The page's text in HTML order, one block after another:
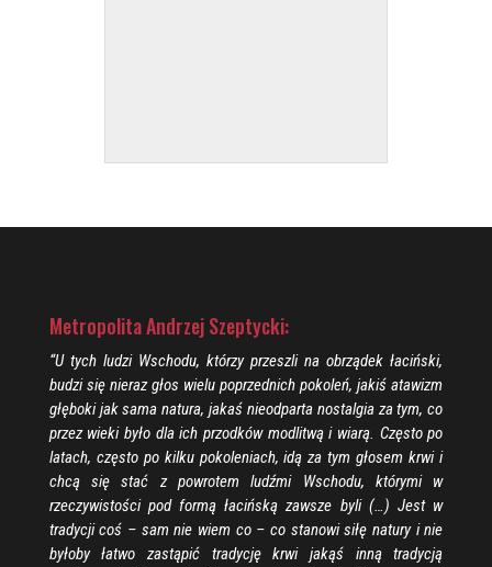
Metropolita Andrzej Szeptycki:
“U tych ludzi Wschodu, którzy przeszli na obrządek łaciński,
budzi się nieraz głos wielu poprzednich pokoleń, jakiś atawizm
głęboki jak sama natura, jakaś nieodparta nostalgia za tym, co
przez wieki było dla ich przodków modlitwą i wiarą. Często po
latach, często po kilku pokoleniach, idą za tym głosem krwi i
chcą się stać z powrotem ludźmi Wschodu, którymi w
rzeczywistości pod formą łacińską zawsze byli (…) Jest w
tradycji coś – sam nie wiem co – co stanowi siłę natury i nie
byłoby łatwo zastąpić tradycję krwi jakąś inną tradycją